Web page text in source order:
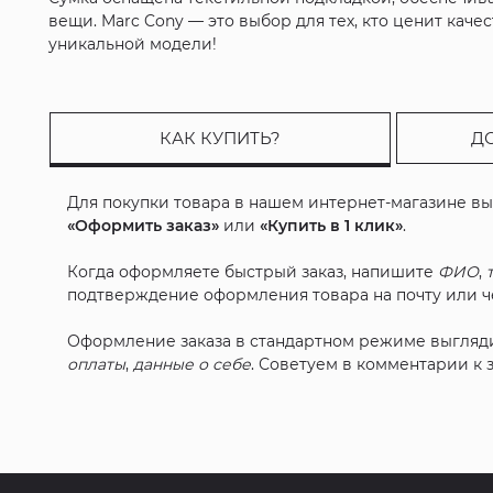
вещи. Marc Cony — это выбор для тех, кто ценит
уникальной модели!
КАК КУПИТЬ?
Для покупки товара в нашем интернет-магазине
«Оформить заказ» или«Купить в 1 клик».
Когда оформляете быстрый заказ, напишите ФИО,
подтверждение оформления товара на почту или
Оформление заказа в стандартном режиме
оплаты,данные о себе. Советуем в комментарии к